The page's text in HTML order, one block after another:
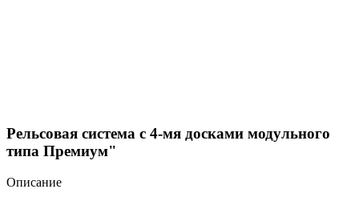
Рельсовая система с 4-мя досками модульного
типа Премиум"
Описание